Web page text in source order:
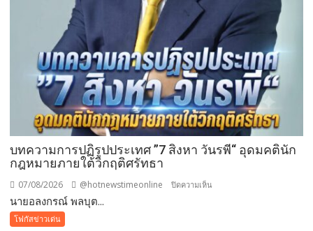
บุญ
บทความการปฏิรูปประเทศ ”7 สิงหา วันรพี“ อุดมคตินัก
กฎหมายภายใต้วิกฤติศรัทธา
07/08/2026 @hotnewstimeonline ปิดความเห็น
นายอลงกรณ์ พลบุต...
โฟกัสข่าวเด่น